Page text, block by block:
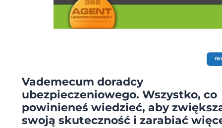
Vademecum doradcy
ubezpieczeniowego. Wszystko, co
powinieneś wiedzieć, aby
swoją skuteczność i zarabiać